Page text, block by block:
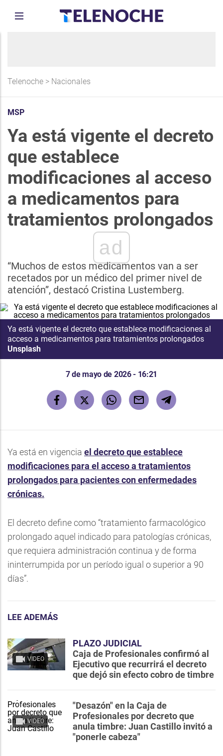
Telenoche > Nacionales
MSP
Ya está vigente el decreto
que establece
modificaciones al acceso
a medicamentos para
tratamientos prolongados
ad
“Muchos de estos medicamentos van a ser
recetados por un médico del primer nivel de
atención”, destacó Cristina Lustemberg.
Ya está vigente el decreto que establece modificaciones al
acceso a medicamentos para tratamientos prolongados
Unsplash
7 de mayo de 2026 - 16:21
Ya está en vigencia el decreto que establece
modificaciones para el acceso a tratamientos
prolongados para pacientes con enfermedades
crónicas.
El decreto define como “tratamiento farmacológico
prolongado aquel indicado para patologías crónicas,
que requiera administración continua y de forma
ininterrumpida por un período igual o superior a 90
días”.
LEE ADEMÁS
VIDEO
PLAZO JUDICIAL
Caja de Profesionales confirmó al
Ejecutivo que recurrirá el decreto
que dejó sin efecto cobro de timbre
VIDEO
"Desazón" en la Caja de
Profesionales por decreto que
anula timbre: Juan Castillo invitó a
"ponerle cabeza"